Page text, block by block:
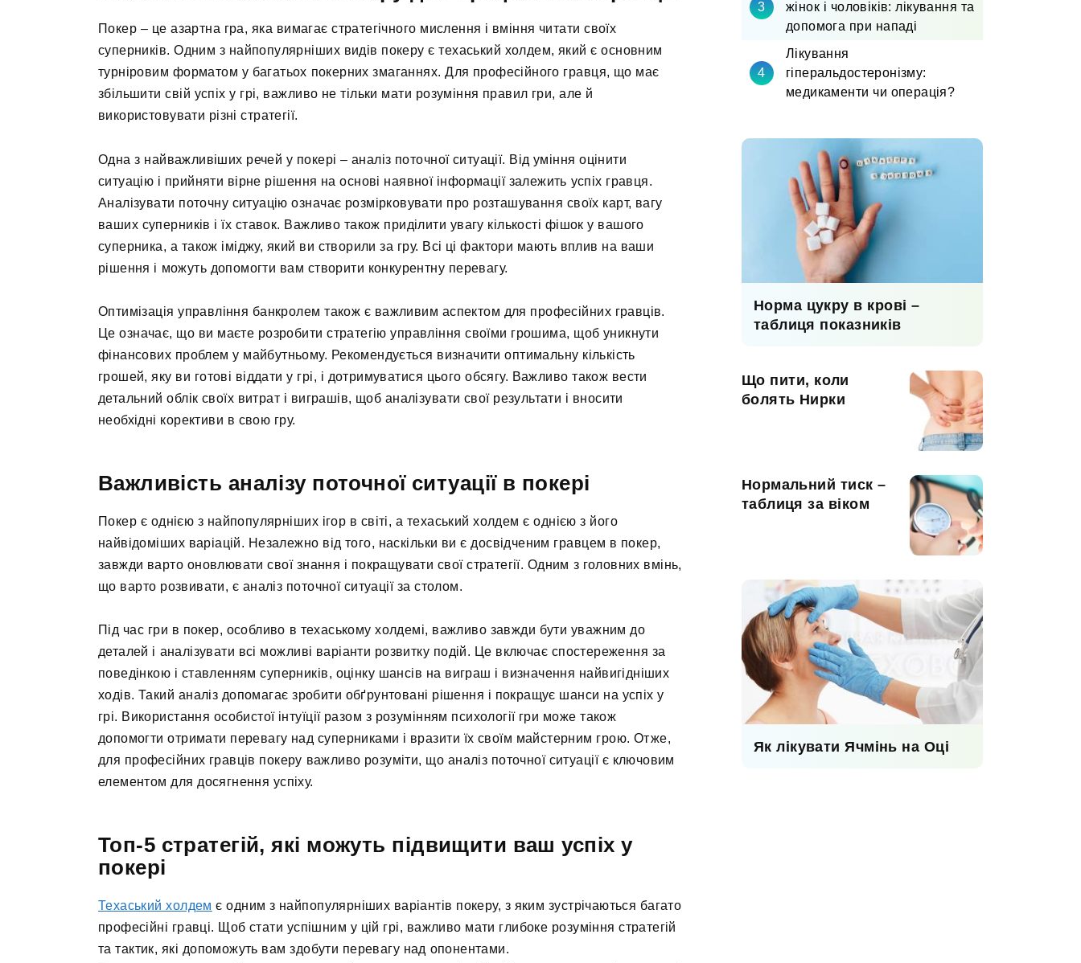
Покер – це азартна гра, яка вимагає стратегічного мислення і вміння читати своїх
суперників. Одним з найпопулярніших видів покеру є техаський холдем, який є основним
турніровим форматом у багатьох покерних змаганнях. Для професійного гравця, що має
збільшити свій успіх у грі, важливо не тільки мати розуміння правил гри, але й
використовувати різні стратегії.
Одна з найважливіших речей у покері – аналіз поточної ситуації. Від уміння оцінити
ситуацію і прийняти вірне рішення на основі наявної інформації залежить успіх гравця.
Аналізувати поточну ситуацію означає розмірковувати про розташування своїх карт, вагу
ваших суперників і їх ставок. Важливо також приділити увагу кількості фішок у вашого
суперника, а також іміджу, який ви створили за гру. Всі ці фактори мають вплив на ваши
рішення і можуть допомогти вам створити конкурентну перевагу.
Оптимізація управління банкролем також є важливим аспектом для професійних гравців.
Це означає, що ви маєте розробити стратегію управління своїми грошима, щоб уникнути
фінансових проблем у майбутньому. Рекомендується визначити оптимальну кількість
грошей, яку ви готові віддати у грі, і дотримуватися цього обсягу. Важливо також вести
детальний облік своїх витрат і виграшів, щоб аналізувати свої результати і вносити
необхідні корективи в свою гру.
Важливість аналізу поточної ситуації в покері
Покер є однією з найпопулярніших ігор в світі, а техаський холдем є однією з його
найвідоміших варіацій. Незалежно від того, наскільки ви є досвідченим гравцем в покер,
завжди варто оновлювати свої знання і покращувати свої стратегії. Одним з головних вмінь,
що варто розвивати, є аналіз поточної ситуації за столом.
Під час гри в покер, особливо в техаському холдемі, важливо завжди бути уважним до
деталей і аналізувати всі можливі варіанти розвитку подій. Це включає спостереження за
поведінкою і ставленням суперників, оцінку шансів на виграш і визначення найвигідніших
ходів. Такий аналіз допомагає зробити обґрунтовані рішення і покращує шанси на успіх у
грі. Використання особистої інтуїції разом з розумінням психології гри може також
допомогти отримати перевагу над суперниками і вразити їх своїм майстерним грою. Отже,
для професійних гравців покеру важливо розуміти, що аналіз поточної ситуації є ключовим
елементом для досягнення успіху.
Топ-5 стратегій, які можуть підвищити ваш успіх у
покері
Техаський холдем є одним з найпопулярніших варіантів покеру, з яким зустрічаються багато
професійні гравці. Щоб стати успішним у цій грі, важливо мати глибоке розуміння стратегій
та тактик, які допоможуть вам здобути перевагу над опонентами.
жінок і чоловіків: лікування та
допомога при нападі
Лікування
гіперальдостеронізму:
медикаменти чи операція?
Норма цукру в крові –
таблиця показників
Що пити, коли
болять Нирки
Нормальний тиск –
таблиця за віком
Як лікувати Ячмінь на Оці